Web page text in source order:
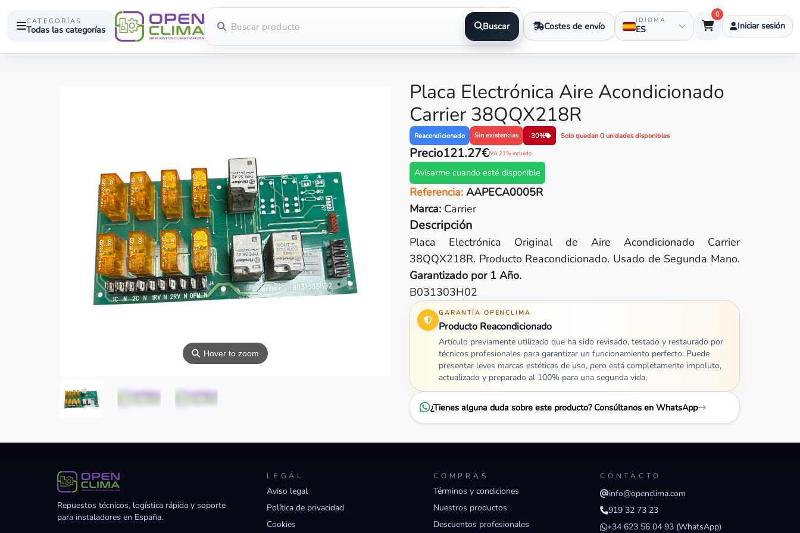
CATEGORÍAS
Todas las categorías Buscar Costes de envío IDIOMA
ES
0
Iniciar sesión
⚲ Hover to zoom
Placa Electrónica Aire Acondicionado
Carrier 38QQX218R
Reacondicionado Sin existencias -30% Solo quedan 0 unidades disponibles
Precio121.27€IVA 21% incluido
Avisarme cuando esté disponible
Referencia:AAPECA0005R
Marca: Carrier
Descripción
Placa Electrónica Original de Aire Acondicionado Carrier
38QQX218R. Producto Reacondicionado. Usado de Segunda Mano.
Garantizado por 1 Año.
B031303H02
GARANTÍA OPENCLIMA
Producto Reacondicionado
Artículo previamente utilizado que ha sido revisado, testado y restaurado por
técnicos profesionales para garantizar un funcionamiento perfecto. Puede
presentar leves marcas estéticas de uso, pero está completamente impoluto,
actualizado y preparado al 100% para una segunda vida.
¿Tienes alguna duda sobre este producto? Consúltanos en WhatsApp
Repuestos técnicos, logística rápida y soporte
para instaladores en España.
LEGAL
Aviso legal
Política de privacidad
Cookies
COMPRAS
Términos y condiciones
Nuestros productos
Descuentos profesionales
CONTACTO
info@openclima.com
919 32 73 23
+34 623 56 04 93 (WhatsApp)